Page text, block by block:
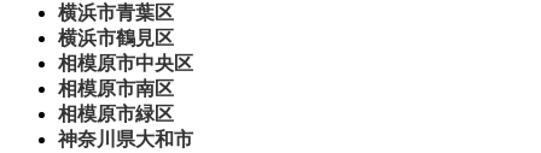
横浜市青葉区
横浜市鶴見区
相模原市中央区
相模原市南区
相模原市緑区
神奈川県大和市